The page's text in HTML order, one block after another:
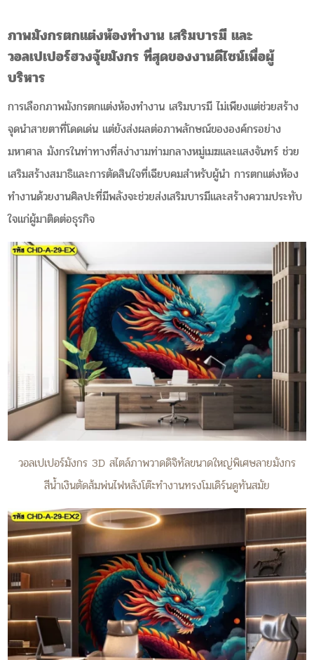
ภาพมังกรตกแต่งห้องทำงาน เสริมบารมี และ
วอลเปเปอร์ฮวงจุ้ยมังกร ที่สุดของงานดีไซน์เพื่อผู้
บริหาร
การเลือกภาพมังกรตกแต่งห้องทำงาน เสริมบารมี ไม่เพียงแต่ช่วยสร้าง
จุดนำสายตาที่โดดเด่น แต่ยังส่งผลต่อภาพลักษณ์ขององค์กรอย่าง
มหาศาล มังกรในท่าทางที่สง่างามท่ามกลางหมู่เมฆและแสงจันทร์ ช่วย
เสริมสร้างสมาธิและการตัดสินใจที่เฉียบคมสำหรับผู้นำ การตกแต่งห้อง
ทำงานด้วยงานศิลปะที่มีพลังจะช่วยส่งเสริมบารมีและสร้างความประทับ
ใจแก่ผู้มาติดต่อธุรกิจ
วอลเปเปอร์มังกร 3D สไตล์ภาพวาดดิจิทัลขนาดใหญ่พิเศษลายมังกร
สีน้ำเงินตัดส้มพ่นไฟหลังโต๊ะทำงานทรงโมเดิร์นดูทันสมัย